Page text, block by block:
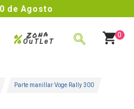
5
Zona
%OuTLeT
0
Parte manillar Voge Rally 300